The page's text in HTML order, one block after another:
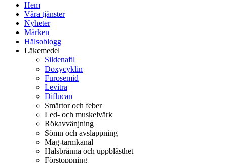
Hem
Våra tjänster
Nyheter
Märken
Hälsoblogg
Läkemedel
Sildenafil
Doxycyklin
Furosemid
Levitra
Diflucan
Smärtor och feber
Led- och muskelvärk
Rökavvänjning
Sömn och avslappning
Mag-tarmkanal
Halsbränna och uppblåsthet
Förstoppning